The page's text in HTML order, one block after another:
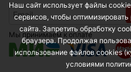
Мы принимаем к оплате
Наш сайт использует файлы
сервисов, чтобы
сайта. Запретить обработку
браузера. Продолжая
использование файлов cookies
условиями